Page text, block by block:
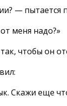
— пытается
меня надо?»
чтобы он
Скажи еще